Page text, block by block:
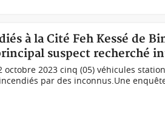
à la Cité Feh Kessé de
suspect recherché
octobre 2023 cinq (05) véhicules
par des inconnus.Une